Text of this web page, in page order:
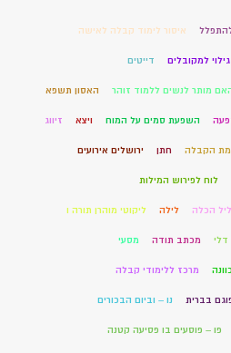
להתפלל איסור לימוד קבלה לאישה
גילוי למקובלים דייטים
מותר לנשים ללמוד זוהר האסון תשפא
השפעת סמים על המוח ויצא זיווג
הקבלה חתן ירושלים אירועים
לוח לפירוש המילות
ליל הכלה לילה ליקוטי מוהרן תורה ו
מכתב תודה מסעי
מרכז ללימודי קבלה
בברית נו – וביום הבכורים
פו – פוסעים בו פסיעה קטנה